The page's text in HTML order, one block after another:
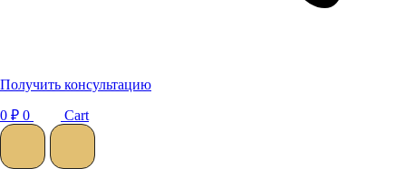
Получить консультацию
0 ₽ 0 Cart